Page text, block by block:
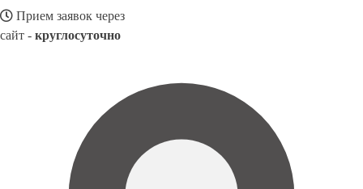
Прием заявок через
сайт - круглосуточно